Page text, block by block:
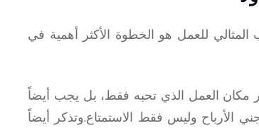
للعمل هو الخطوة الأكثر أهمية في
مكان العمل الذي تحبه فقط، بل يجب أيضاً
الأرباح وليس فقط الاستمتاع.وتذكر أيضاً